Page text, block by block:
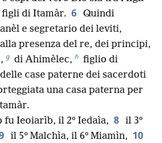
figli di Itamàr. 6 Quindi
e segretario dei leviti,
presenza del re, dei principi,
g di Ahimèlec, h figlio di
case paterne dei sacerdoti
una casa paterna per
fu Ieoiarìb, il 2º Iedaìa, 8 il 3º
il 5º Malchìa, il 6º Miamìn, 10